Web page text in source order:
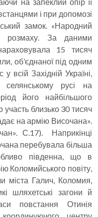
і при допомозі
замок. «Народний
розмаху. За даними
15 тисяч
об’єднаної під одним
всій Західній Україні,
русі на
його найбільшого
близько 30 тисяч
на армію Височана».
С.17). Наприкінці
перебувала більша
південна, що в
Коломийського повіту,
міста Галич, Коломия,
шляхетські загони й
повстання Отинія